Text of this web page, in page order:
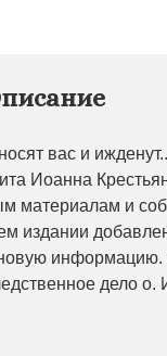
вас и
Иоанна
материалам и
издании
информацию.
дело о.